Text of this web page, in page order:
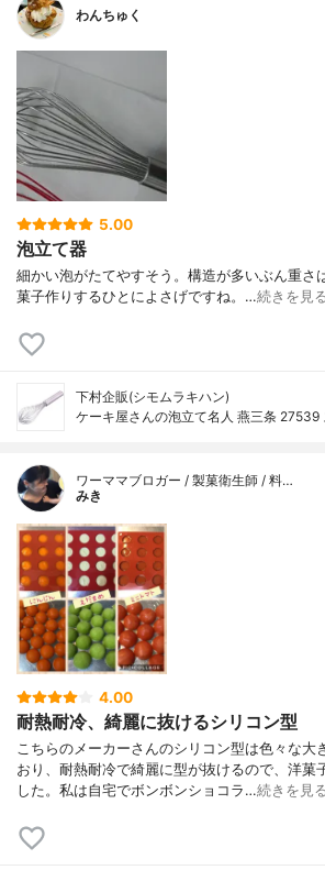
わんちゅく
5.00
泡立て器
細かい泡がたてやすそう。構造が多いぶん重さ
菓子作りするひとによさげですね。…続きを見
下村企販(シモムラキハン)
ケーキ屋さんの泡立て名人 燕三条 27539
ワーママブロガー / 製菓衛生師 / 料…
みき
4.00
耐熱耐冷、綺麗に抜けるシリコン型
こちらのメーカーさんのシリコン型は色々な大
おり、耐熱耐冷で綺麗に型が抜けるので、洋菓
した。私は自宅でボンボンショコラ…続きを見